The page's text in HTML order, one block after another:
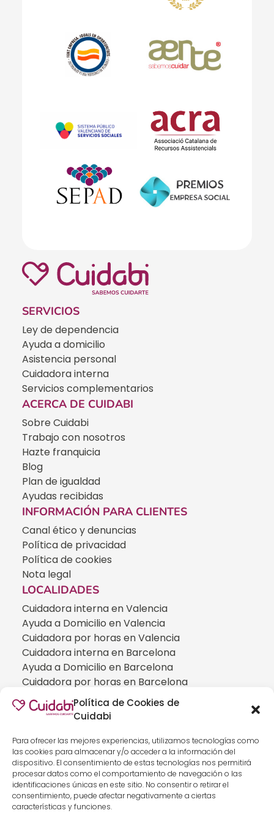
Política de Cookies de
Cuidabi
Para ofrecer las mejores experiencias, utilizamos tecnologías como
las cookies para almacenar y/o acceder a la información del
dispositivo. El consentimiento de estas tecnologías nos permitirá
procesar datos como el comportamiento de navegación o las
identificaciones únicas en este sitio. No consentir o retirar el
consentimiento, puede afectar negativamente a ciertas
características y funciones.
SERVICIOS
Ley de dependencia
Ayuda a domicilio
Asistencia personal
Cuidadora interna
Servicios complementarios
ACERCA DE CUIDABI
Sobre Cuidabi
Trabajo con nosotros
Hazte franquicia
Blog
Plan de igualdad
Ayudas recibidas
INFORMACIÓN PARA CLIENTES
Canal ético y denuncias
Política de privacidad
Política de cookies
Nota legal
LOCALIDADES
Cuidadora interna en Valencia
Ayuda a Domicilio en Valencia
Cuidadora por horas en Valencia
Cuidadora interna en Barcelona
Ayuda a Domicilio en Barcelona
Cuidadora por horas en Barcelona
Cuidadora interna en Madrid
Ayuda a Domicilio en Madrid
CUIDADOS ESPECIALIZADOS
Cuidadoras de personas con Alzheimer
Cuidadoras de personas con Parkinson
Cuidadoras de personas con ELA
Cuidados especializados para personas que